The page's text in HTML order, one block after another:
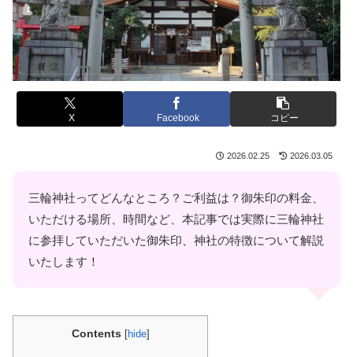
X Facebook コピー
2026.02.25 2026.03.05
三輪神社ってどんなところ？ご利益は？御朱印の料金、
いただける場所、時間など、本記事では実際に三輪神社
に参拝していただいた御朱印、神社の特徴について解説
いたします！
Contents [hide]